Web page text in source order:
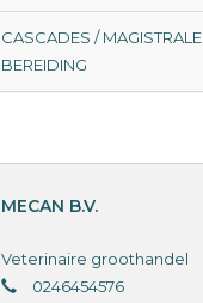
CASCADES / MAGISTRALE
BEREIDING
MECAN B.V.
Veterinaire groothandel
0246454576